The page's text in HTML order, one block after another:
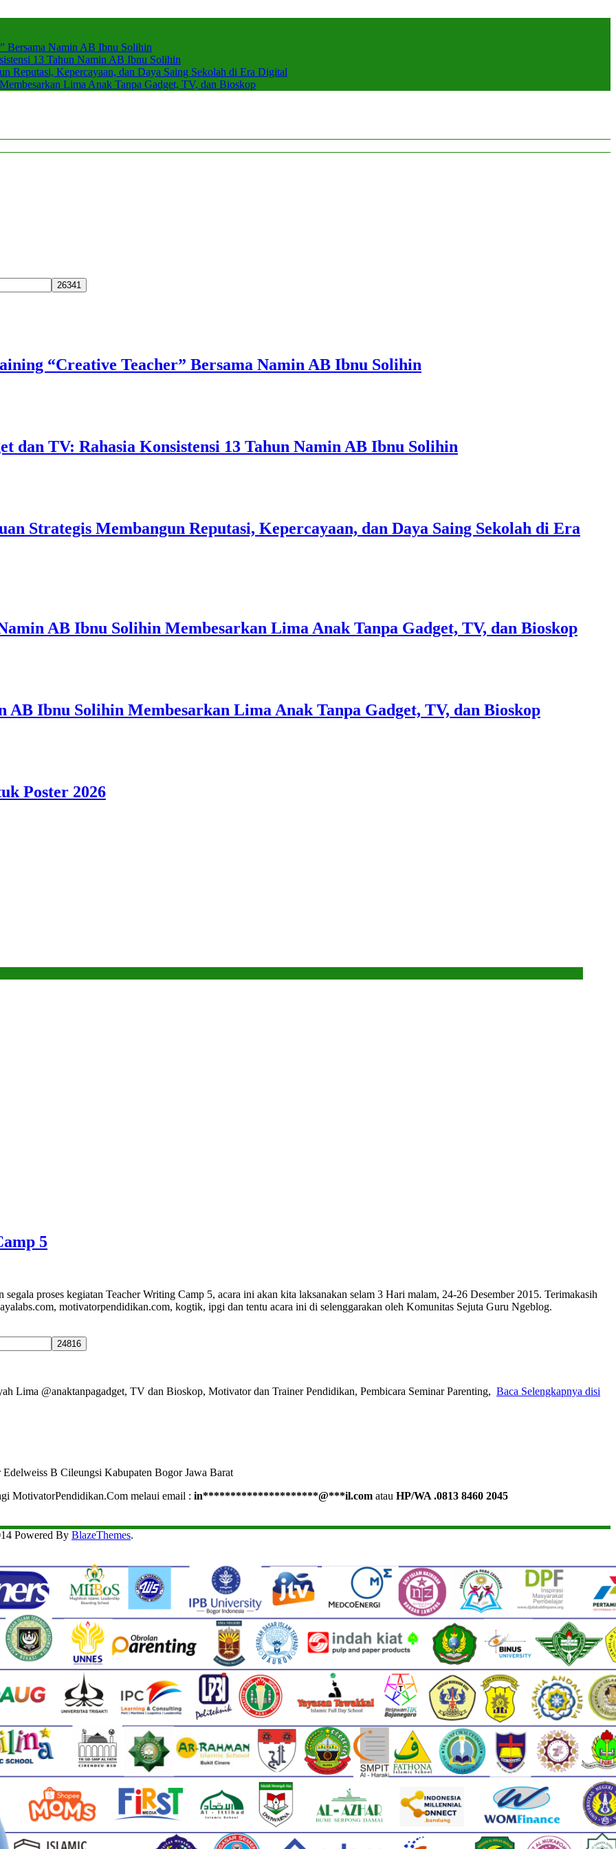
Bersama Namin AB Ibnu Solihin
13 Tahun Namin AB Ibnu Solihin
Reputasi, Kepercayaan, dan Daya Saing Sekolah di Era Digital
Lima Anak Tanpa Gadget, TV, dan Bioskop
“Creative Teacher” Bersama Namin AB Ibnu Solihin
dan TV: Rahasia Konsistensi 13 Tahun Namin AB Ibnu Solihin
Strategis Membangun Reputasi, Kepercayaan, dan Daya Saing Sekolah di Era
AB Ibnu Solihin Membesarkan Lima Anak Tanpa Gadget, TV, dan Bioskop
Ibnu Solihin Membesarkan Lima Anak Tanpa Gadget, TV, dan Bioskop
Poster 2026
5
proses kegiatan Teacher Writing Camp 5, acara ini akan kita laksanakan selam 3 Hari malam, 24-26 Desember 2015. Terimakasih
motivatorpendidikan.com, kogtik, ipgi dan tentu acara ini di selenggarakan oleh Komunitas Sejuta Guru Ngeblog.
Lima @anaktanpagadget, TV dan Bioskop, Motivator dan Trainer Pendidikan, Pembicara Seminar Parenting, Baca Selengkapnya disi
B Cileungsi Kabupaten Bogor Jawa Barat
MotivatorPendidikan.Com melaui email : in*********************@***il.com atau HP/WA .0813 8460 2045
Powered By BlazeThemes.